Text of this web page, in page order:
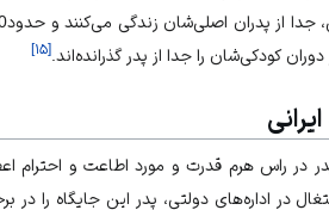
کودکی‏‌شان را جدا از پدر گذرانده‌‏اند. [۱۵]
در راس هرم قدرت و مورد اطاعت و احترام
در اداره‏‌های دولتی، پدر این جایگاه را در